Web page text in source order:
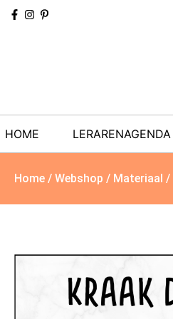
HOME LERARENAGENDA
Home / Webshop / Materiaal /